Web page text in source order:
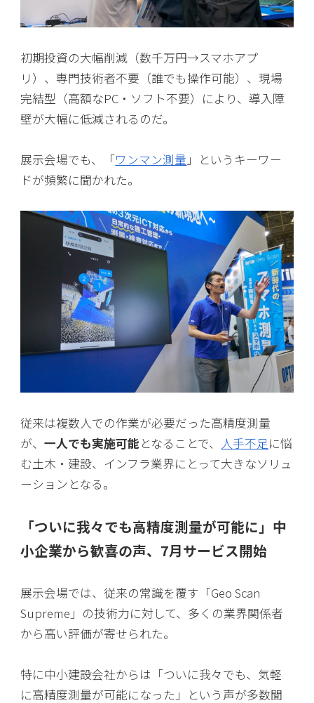
初期投資の大幅削減（数千万円→スマホアプ
リ）、専門技術者不要（誰でも操作可能）、現場
完結型（高額なPC・ソフト不要）により、導入障
壁が大幅に低減されるのだ。
展示会場でも、「ワンマン測量 」というキーワー
ドが頻繁に聞かれた。
従来は複数人での作業が必要だった高精度測量
が、一人でも実施可能 となることで、 人手不足に悩
む土木・建設、インフラ業界にとって大きなソリュ
ーションとなる。
「ついに我々でも高精度測量が可能に」中
小企業から歓喜の声、7月サービス開始
展示会場では、従来の常識を覆す「Geo Scan
Supreme」の技術力に対して、多くの業界関係者
から高い評価が寄せられた。
特に中小建設会社からは「ついに我々でも、気軽
に高精度測量が可能になった」という声が多数聞